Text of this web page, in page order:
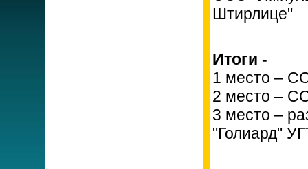
Штирлице"
Итоги -
1 место –
2 место –
3 место –
"Голиард"